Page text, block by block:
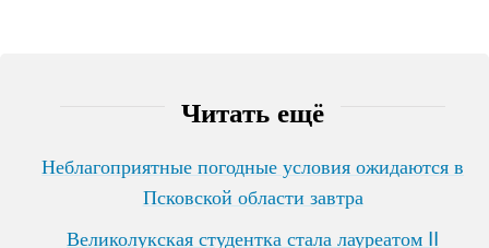
Читать ещё
Неблагоприятные погодные условия ожидаются в
Псковской области завтра
Великолукская студентка стала лауреатом II